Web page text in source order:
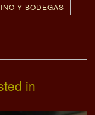
Y BODEGAS
in